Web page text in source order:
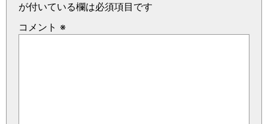
が付いている欄は必須項目です
コメント ※